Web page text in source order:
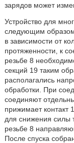
зарядов может
Устройство для
следующим
в зависимости от
протяженности, к
резьбе 8
секций 19 таким
располагались
обработки. При
соединяют
прижимает контакт
для снижения силы
резьбе 8
После спуска